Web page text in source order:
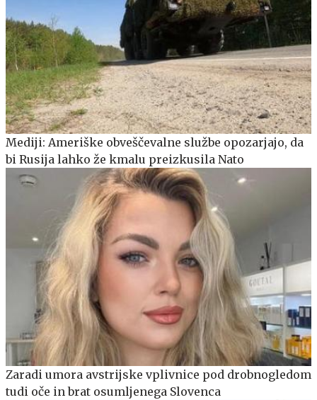
Mediji: Ameriške obveščevalne službe opozarjajo, da
bi Rusija lahko že kmalu preizkusila Nato
Zaradi umora avstrijske vplivnice pod drobnogledom
tudi oče in brat osumljenega Slovenca